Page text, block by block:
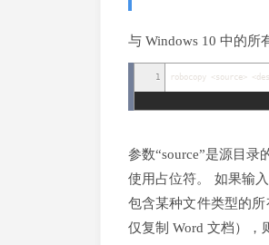
与 Windows 10 中的所
1 robocopy <source> <
参数“source”是源目录
使用占位符。 如果输
包含某种文件类型的
仅复制 Word 文档），